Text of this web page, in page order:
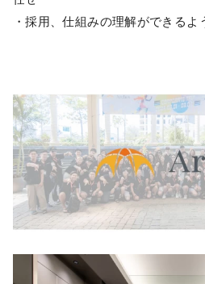
・採用、仕組みの理解ができるよ